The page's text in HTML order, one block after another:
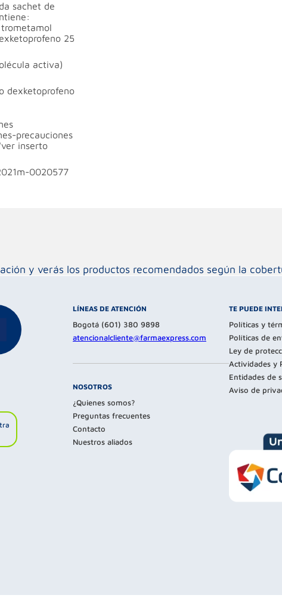
sachet de
25
activa)
dexketoprofeno
precauciones
inserto
0020577
y verás los productos recomendados según la
LÍNEAS DE ATENCIÓN
Bogotá (601) 380 9898
atencionalcliente@farmaexpress.com
NOSOTROS
¿Quienes somos?
Preguntas frecuentes
Contacto
Nuestros aliados
TE PUEDE
Políticas y
Políticas de
Ley de
Actividades y
Entidades de
Aviso de